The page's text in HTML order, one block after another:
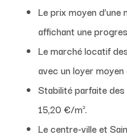
Le prix moyen
affichant une
Le marché locatif
avec un loyer moyen
Stabilité parfaite
15,20 €/m².
Le centre-ville et